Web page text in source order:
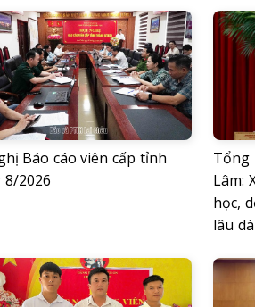
Báo cáo viên cấp tỉnh
2026
Tổng
Lâm:
học,
lâu